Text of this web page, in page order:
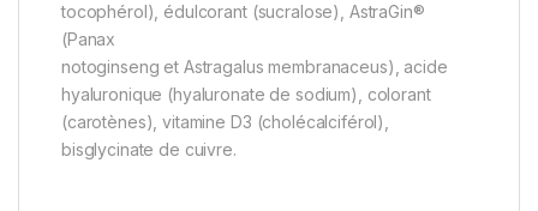
tocophérol), édulcorant (sucralose), AstraGin®
(Panax
notoginseng et Astragalus membranaceus), acide
hyaluronique (hyaluronate de sodium), colorant
(carotènes), vitamine D3 (cholécalciférol),
bisglycinate de cuivre.